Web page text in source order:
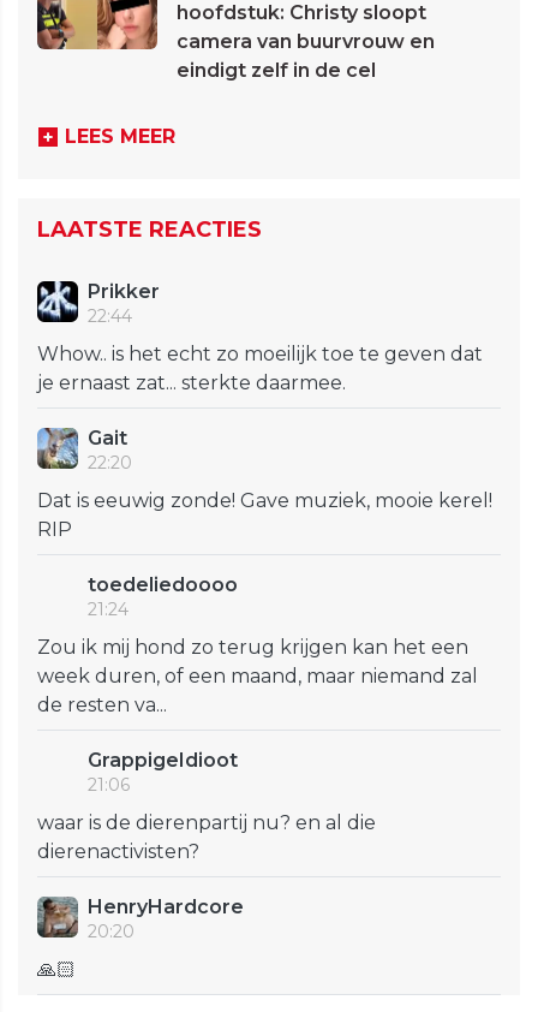
hoofdstuk: Christy sloopt
camera van buurvrouw en
eindigt zelf in de cel
LEES MEER
LAATSTE REACTIES
Prikker
22:44
Whow.. is het echt zo moeilijk toe te geven dat
je ernaast zat... sterkte daarmee.
Gait
22:20
Dat is eeuwig zonde! Gave muziek, mooie kerel!
RIP
toedeliedoooo
21:24
Zou ik mij hond zo terug krijgen kan het een
week duren, of een maand, maar niemand zal
de resten va...
GrappigeIdioot
21:06
waar is de dierenpartij nu? en al die
dierenactivisten?
HenryHardcore
20:20
🙏🏻